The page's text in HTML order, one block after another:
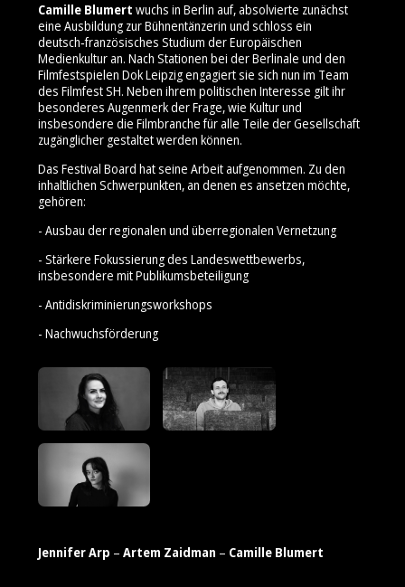
Camille Blumert wuchs in Berlin auf, absolvierte zunächst
eine Ausbildung zur Bühnentänzerin und schloss ein
deutsch‑französisches Studium der Europäischen
Medienkultur an. Nach Stationen bei der Berlinale und den
Filmfestspielen Dok Leipzig engagiert sie sich nun im Team
des Filmfest SH. Neben ihrem politischen Interesse gilt ihr
besonderes Augenmerk der Frage, wie Kultur und
insbesondere die Filmbranche für alle Teile der Gesellschaft
zugänglicher gestaltet werden können.
Das Festival Board hat seine Arbeit aufgenommen. Zu den
inhaltlichen Schwerpunkten, an denen es ansetzen möchte,
gehören:
- Ausbau der regionalen und überregionalen Vernetzung
- Stärkere Fokussierung des Landeswettbewerbs,
insbesondere mit Publikumsbeteiligung
- Antidiskriminierungsworkshops
- Nachwuchsförderung
Jennifer Arp – Artem Zaidman – Camille Blumert